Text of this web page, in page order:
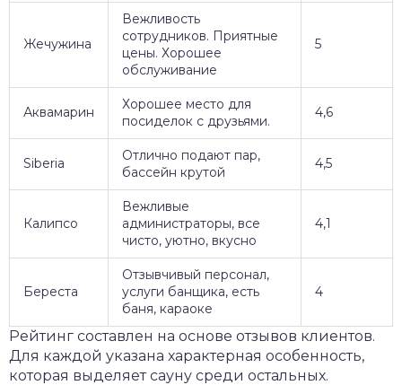
Жечужина
Вежливость
сотрудников. Приятные
цены. Хорошее
обслуживание
5
Аквамарин
Хорошее место для
посиделок с друзьями.
4,6
Siberia
Отлично подают пар,
бассейн крутой
4,5
Калипсо
Вежливые
администраторы, все
чисто, уютно, вкусно
4,1
Береста
Отзывчивый персонал,
услуги банщика, есть
баня, караоке
4
Рейтинг составлен на основе отзывов клиентов.
Для каждой указана характерная особенность,
которая выделяет сауну среди остальных.